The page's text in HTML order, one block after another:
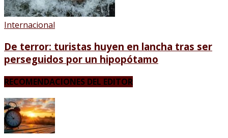
Internacional
De terror: turistas huyen en lancha tras ser
perseguidos por un hipopótamo
RECOMENDACIONES DEL EDITOR